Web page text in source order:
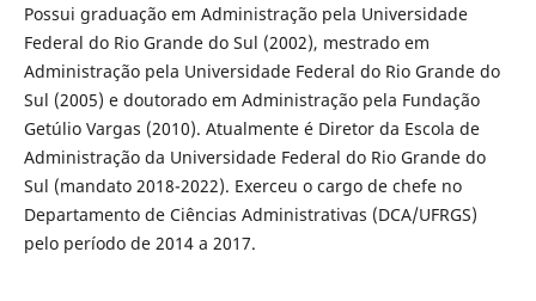
Possui graduação em Administração pela Universidade
Federal do Rio Grande do Sul (2002), mestrado em
Administração pela Universidade Federal do Rio Grande do
Sul (2005) e doutorado em Administração pela Fundação
Getúlio Vargas (2010). Atualmente é Diretor da Escola de
Administração da Universidade Federal do Rio Grande do
Sul (mandato 2018-2022). Exerceu o cargo de chefe no
Departamento de Ciências Administrativas (DCA/UFRGS)
pelo período de 2014 a 2017.